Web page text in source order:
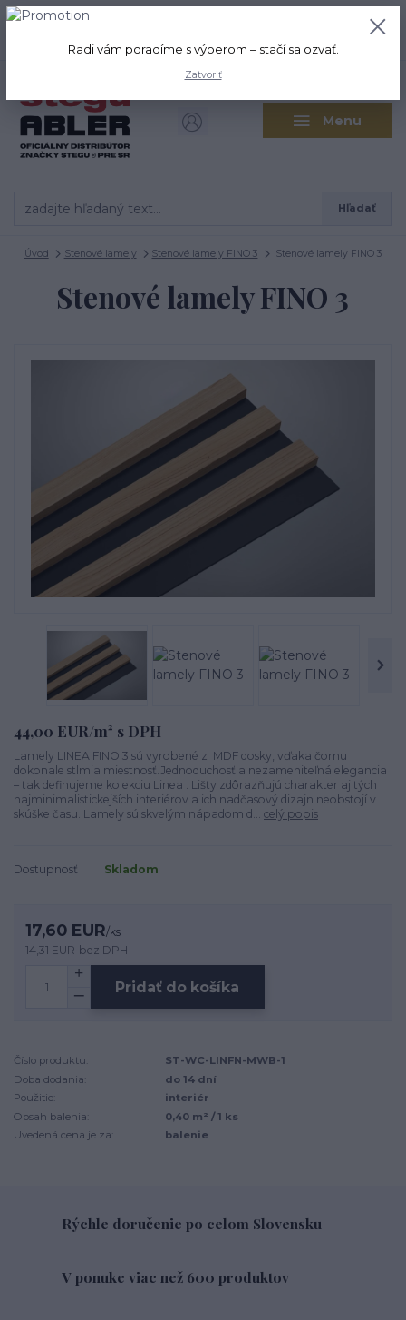
Menu
Hľadať
+421 917 280 411
0,00 EUR
Úvod Stenové lamely Stenové lamely FINO 3 Stenové lamely FINO 3
Stenové lamely FINO 3
44,00 EUR/m² s DPH
Lamely LINEA FINO 3 sú vyrobené z MDF dosky, vďaka čomu
dokonale stlmia miestnosť.Jednoduchosť a nezameniteľná elegancia
– tak definujeme kolekciu Linea . Lišty zdôrazňujú charakter aj tých
najminimalistickejších interiérov a ich nadčasový dizajn neobstojí v
skúške času. Lamely sú skvelým nápadom d... celý popis
Dostupnosť Skladom
17,60 EUR/ks
14,31 EUR bez DPH
Pridať do košíka
Číslo produktu:
ST-WC-LINFN-MWB-1
Doba dodania:
do 14 dní
Použitie:
interiér
Obsah balenia:
0,40 m² / 1 ks
Uvedená cena je za:
balenie
Rýchle doručenie po celom Slovensku
V ponuke viac než 600 produktov
Radi vám poradíme s výberom – stačí sa ozvať.
Zatvoriť